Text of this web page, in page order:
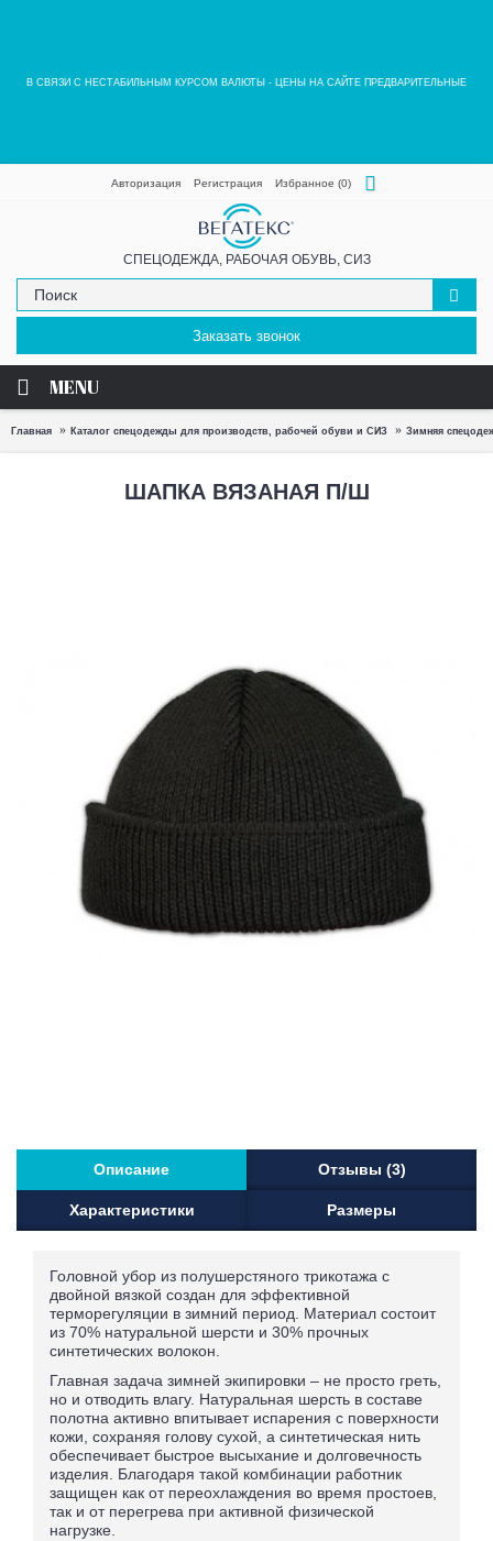
В СВЯЗИ С НЕСТАБИЛЬНЫМ КУРСОМ ВАЛЮТЫ - ЦЕНЫ НА САЙТЕ ПРЕДВАРИТЕЛЬНЫЕ
Авторизация Регистрация Избранное (0)
СПЕЦОДЕЖДА, РАБОЧАЯ ОБУВЬ, СИЗ
Заказать звонок
MENU
Главная Каталог спецодежды для производств, рабочей обуви и СИЗ Зимняя
ШАПКА ВЯЗАНАЯ П/Ш
Описание Отзывы (3)
Характеристики Размеры
Головной убор из полушерстяного трикотажа с
двойной вязкой создан для эффективной
терморегуляции в зимний период. Материал состоит
из 70% натуральной шерсти и 30% прочных
синтетических волокон.
Главная задача зимней экипировки – не просто греть,
но и отводить влагу. Натуральная шерсть в составе
полотна активно впитывает испарения с поверхности
кожи, сохраняя голову сухой, а синтетическая нить
обеспечивает быстрое высыхание и долговечность
изделия. Благодаря такой комбинации работник
защищен как от переохлаждения во время простоев,
так и от перегрева при активной физической
нагрузке.